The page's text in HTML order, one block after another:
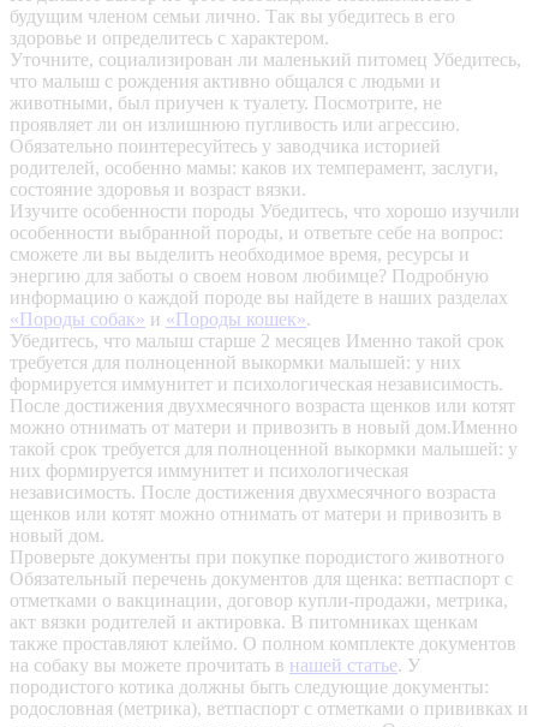
будущим членом семьи лично. Так вы убедитесь в его
здоровье и определитесь с характером.
Уточните, социализирован ли маленький питомец Убедитесь,
что малыш с рождения активно общался с людьми и
животными, был приучен к туалету. Посмотрите, не
проявляет ли он излишнюю пугливость или агрессию.
Обязательно поинтересуйтесь у заводчика историей
родителей, особенно мамы: каков их темперамент, заслуги,
состояние здоровья и возраст вязки.
Изучите особенности породы Убедитесь, что хорошо изучили
особенности выбранной породы, и ответьте себе на вопрос:
сможете ли вы выделить необходимое время, ресурсы и
энергию для заботы о своем новом любимце? Подробную
информацию о каждой породе вы найдете в наших разделах
«Породы собак» и «Породы кошек».
Убедитесь, что малыш старше 2 месяцев Именно такой срок
требуется для полноценной выкормки малышей: у них
формируется иммунитет и психологическая независимость.
После достижения двухмесячного возраста щенков или котят
можно отнимать от матери и привозить в новый дом.Именно
такой срок требуется для полноценной выкормки малышей: у
них формируется иммунитет и психологическая
независимость. После достижения двухмесячного возраста
щенков или котят можно отнимать от матери и привозить в
новый дом.
Проверьте документы при покупке породистого животного
Обязательный перечень документов для щенка: ветпаспорт с
отметками о вакцинации, договор купли-продажи, метрика,
акт вязки родителей и актировка. В питомниках щенкам
также проставляют клеймо. О полном комплекте документов
на собаку вы можете прочитать в нашей статье. У
породистого котика должны быть следующие документы:
родословная (метрика), ветпаспорт с отметками о прививках и